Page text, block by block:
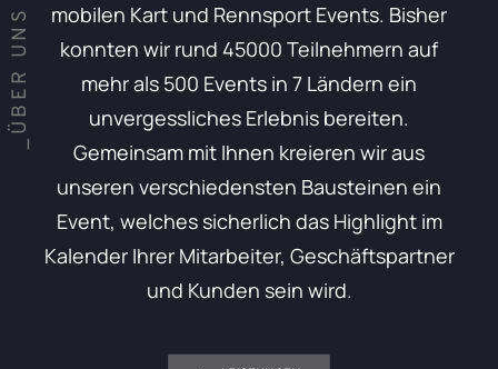
mobilen Kart und Rennsport Events. Bisher
konnten wir rund 45000 Teilnehmern auf
mehr als 500 Events in 7 Ländern ein
unvergessliches Erlebnis bereiten.
Gemeinsam mit Ihnen kreieren wir aus
unseren verschiedensten Bausteinen ein
Event, welches sicherlich das Highlight im
Kalender Ihrer Mitarbeiter, Geschäftspartner
und Kunden sein wird.
_ÜBER UNS